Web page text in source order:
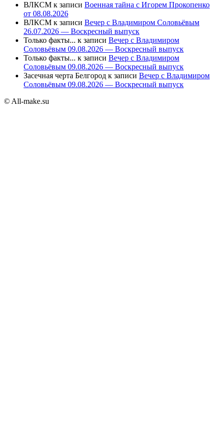
ВЛКСМ к записи Военная тайна с Игорем Прокопенко
от 08.08.2026
ВЛКСМ к записи Вечер с Владимиром Соловьёвым
26.07.2026 — Воскресный выпуск
Только факты... к записи Вечер с Владимиром
Соловьёвым 09.08.2026 — Воскресный выпуск
Только факты... к записи Вечер с Владимиром
Соловьёвым 09.08.2026 — Воскресный выпуск
Засечная черта Белгород к записи Вечер с Владимиром
Соловьёвым 09.08.2026 — Воскресный выпуск
© All-make.su